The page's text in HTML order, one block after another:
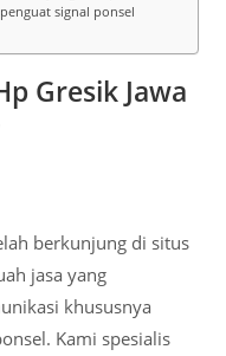
signal ponsel
Gresik Jawa
berkunjung di situs
jasa yang
khususnya
Kami spesialis